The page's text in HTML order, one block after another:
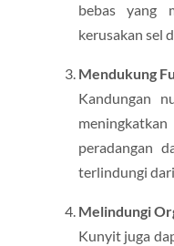
bebas yang
kerusakan sel
Mendukung
Kandungan
peradangan
terlindungi
Melindungi
Kunyit juga